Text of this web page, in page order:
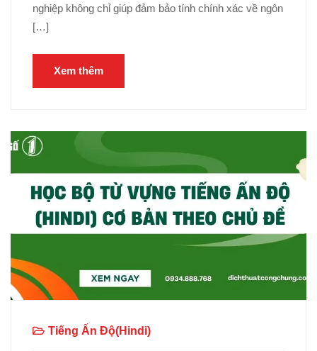
nghiệp không chỉ giúp đảm bảo tính chính xác về ngôn
[…]
Xem thêm
Tiếng Ấn Độ(Hindi)